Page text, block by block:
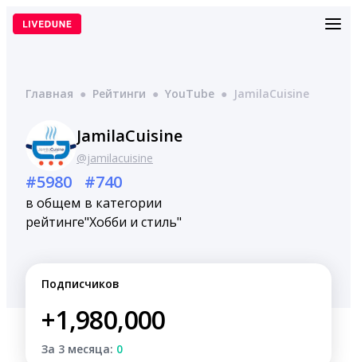
Перейти
Главная ● Рейтинги ● YouTube ● JamilaCuisine
JamilaCuisine
@jamilacuisine
#5980
в общем
рейтинге
#740
в категории
"Хобби и стиль"
Подписчиков
+1,980,000
За 3 месяца: 0